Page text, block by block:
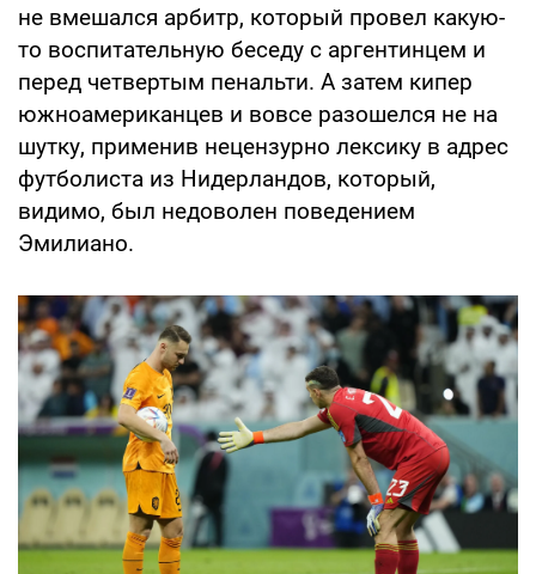
не вмешался арбитр, который провел какую-
то воспитательную беседу с аргентинцем и
перед четвертым пенальти. А затем кипер
южноамериканцев и вовсе разошелся не на
шутку, применив нецензурно лексику в адрес
футболиста из Нидерландов, который,
видимо, был недоволен поведением
Эмилиано.